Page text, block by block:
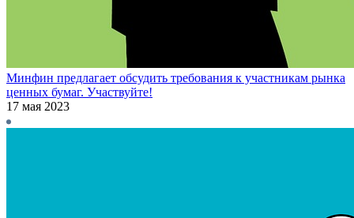
Минфин предлагает обсудить требования к участникам рынка
ценных бумаг. Участвуйте!
17 мая 2023